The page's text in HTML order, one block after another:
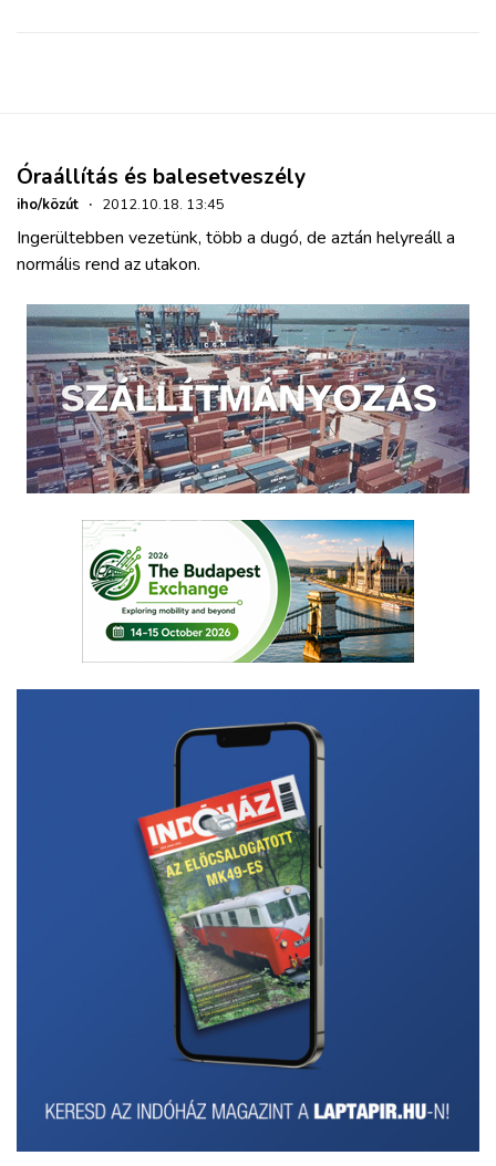
Óraállítás és balesetveszély
iho/közút · 2012.10.18. 13:45
Ingerültebben vezetünk, több a dugó, de aztán helyreáll a
normális rend az utakon.